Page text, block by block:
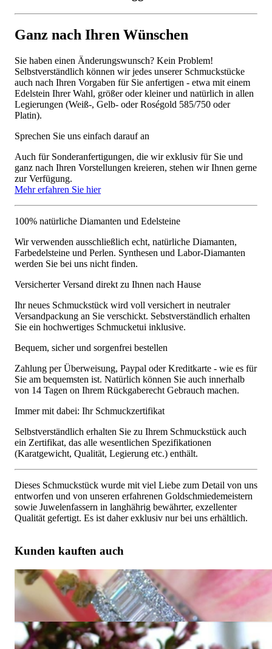
Ganz nach Ihren Wünschen
Sie haben einen Änderungswunsch? Kein Problem!
Selbstverständlich können wir jedes unserer Schmuckstücke
auch nach Ihren Vorgaben für Sie anfertigen - etwa mit einem
Edelstein Ihrer Wahl, größer oder kleiner und natürlich in allen
Legierungen (Weiß-, Gelb- oder Roségold 585/750 oder
Platin).
Sprechen Sie uns einfach darauf an
Auch für Sonderanfertigungen, die wir exklusiv für Sie und
ganz nach Ihren Vorstellungen kreieren, stehen wir Ihnen gerne
zur Verfügung.
Mehr erfahren Sie hier
100% natürliche Diamanten und Edelsteine
Wir verwenden ausschließlich echt, natürliche Diamanten,
Farbedelsteine und Perlen. Synthesen und Labor-Diamanten
werden Sie bei uns nicht finden.
Versicherter Versand direkt zu Ihnen nach Hause
Ihr neues Schmuckstück wird voll versichert in neutraler
Versandpackung an Sie verschickt. Sebstverständlich erhalten
Sie ein hochwertiges Schmucketui inklusive.
Bequem, sicher und sorgenfrei bestellen
Zahlung per Überweisung, Paypal oder Kreditkarte - wie es für
Sie am bequemsten ist. Natürlich können Sie auch innerhalb
von 14 Tagen on Ihrem Rückgaberecht Gebrauch machen.
Immer mit dabei: Ihr Schmuckzertifikat
Selbstverständlich erhalten Sie zu Ihrem Schmuckstück auch
ein Zertifikat, das alle wesentlichen Spezifikationen
(Karatgewicht, Qualität, Legierung etc.) enthält.
Dieses Schmuckstück wurde mit viel Liebe zum Detail von uns
entworfen und von unseren erfahrenen Goldschmiedemeistern
sowie Juwelenfassern in langhährig bewährter, exzellenter
Qualität gefertigt. Es ist daher exklusiv nur bei uns erhältlich.
Kunden kauften auch
Hochkarätiger Diamanten Memory Ring (Brillant & Baguette
Schliff)
Imposanter Brillant Ring mit Baguette Diamanten